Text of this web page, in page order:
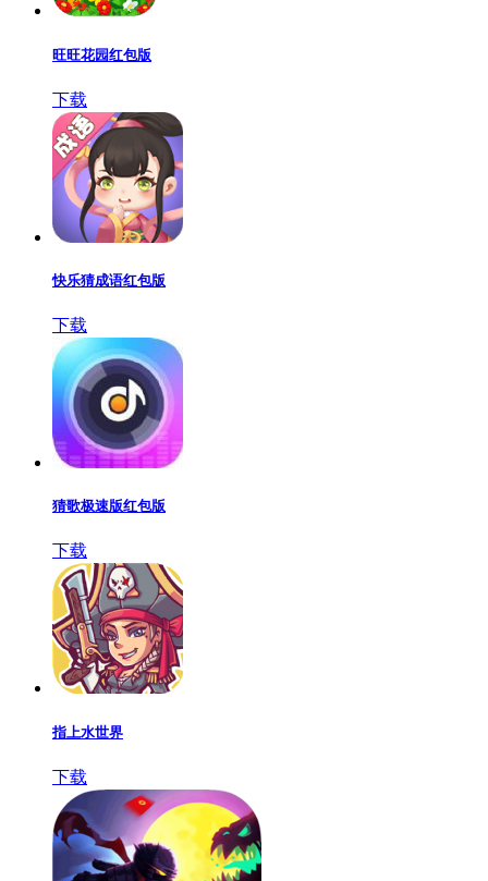
旺旺花园红包版
下载
快乐猜成语红包版
下载
猜歌极速版红包版
下载
指上水世界
下载